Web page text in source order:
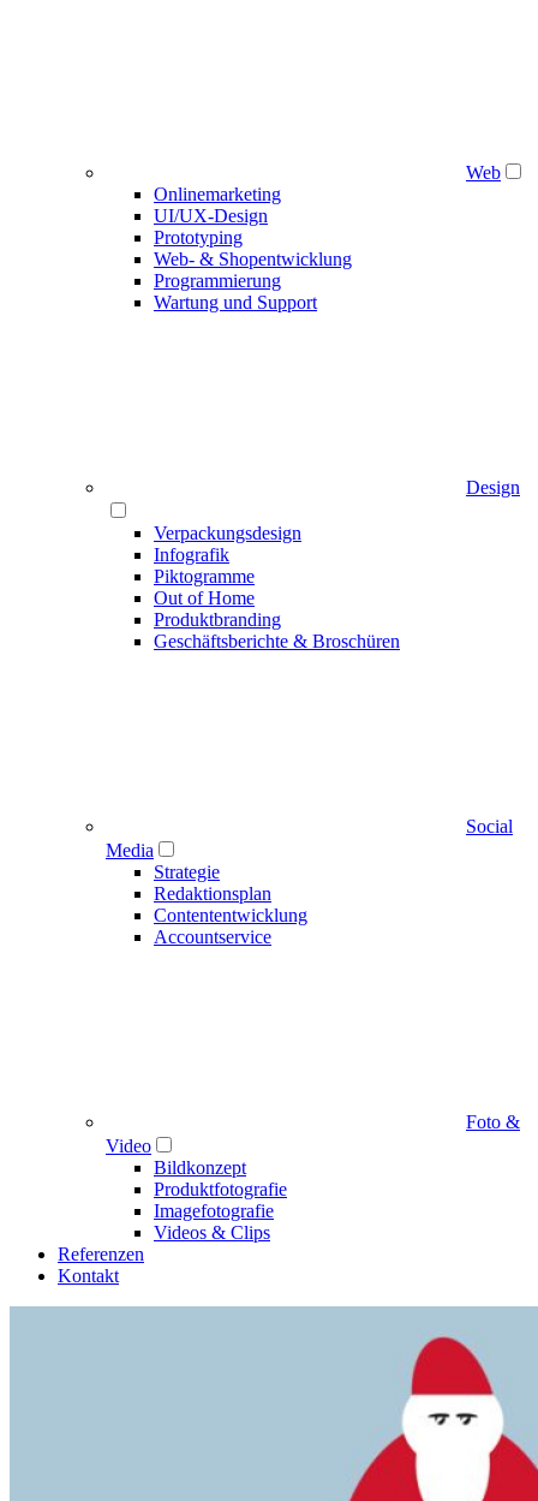
Web
Onlinemarketing
UI/UX-Design
Prototyping
Web- & Shopentwicklung
Programmierung
Wartung und Support
Design
Verpackungsdesign
Infografik
Piktogramme
Out of Home
Produktbranding
Geschäftsberichte & Broschüren
Social
Media
Strategie
Redaktionsplan
Contententwicklung
Accountservice
Foto &
Video
Bildkonzept
Produktfotografie
Imagefotografie
Videos & Clips
Referenzen
Kontakt